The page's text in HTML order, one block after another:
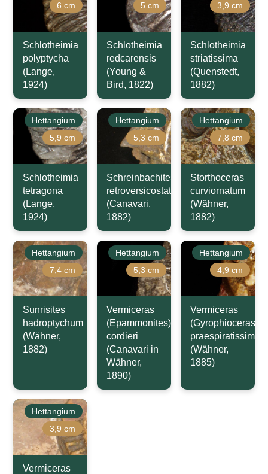
6 cm
Schlotheimia
polyptycha
(Lange,
1924)
5 cm
Schlotheimia
redcarensis
(Young &
Bird, 1822)
3,9 cm
Schlotheimia
striatissima
(Quenstedt,
1882)
Hettangium
5,9 cm
Schlotheimia
tetragona
(Lange,
1924)
Hettangium
5,3 cm
Schreinbachites
retroversicostatus
(Canavari,
1882)
Hettangium
7,8 cm
Storthoceras
curviornatum
(Wähner,
1882)
Hettangium
7,4 cm
Sunrisites
hadroptychum
(Wähner,
1882)
Hettangium
5,3 cm
Vermiceras
(Epammonites)
cordieri
(Canavari in
Wähner,
1890)
Hettangium
4,9 cm
Vermiceras
(Gyrophioceras)
praespiratissimus
(Wähner,
1885)
Hettangium
3,9 cm
Vermiceras